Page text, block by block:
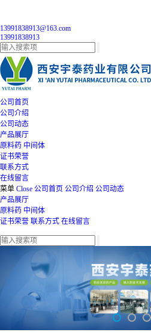
13991838913@163.com
13991838913
公司首页
公司介绍
公司动态
产品展厅
原料药 中间体
证书荣誉
联系方式
在线留言
菜单 Close 公司首页 公司介绍 公司动态
产品展厅
原料药 中间体
证书荣誉 联系方式 在线留言